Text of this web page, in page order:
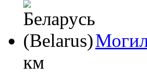
км